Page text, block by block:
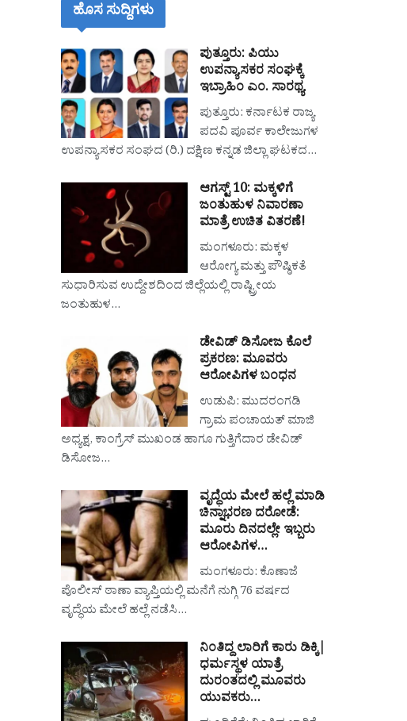
ಹೊಸ ಸುದ್ದಿಗಳು
ಪುತ್ತೂರು: ಪಿಯು
ಉಪನ್ಯಾಸಕರ ಸಂಘಕ್ಕೆ
ಇಬ್ರಾಹಿಂ ಎಂ. ಸಾರಥ್ಯ
ಪುತ್ತೂರು: ಕರ್ನಾಟಕ ರಾಜ್ಯ
ಪದವಿ ಪೂರ್ವ ಕಾಲೇಜುಗಳ
ಉಪನ್ಯಾಸಕರ ಸಂಘದ (ರಿ.) ದಕ್ಷಿಣ ಕನ್ನಡ ಜಿಲ್ಲಾ ಘಟಕದ…
ಆಗಸ್ಟ್ 10: ಮಕ್ಕಳಿಗೆ
ಜಂತುಹುಳ ನಿವಾರಣಾ
ಮಾತ್ರೆ ಉಚಿತ ವಿತರಣೆ!
ಮಂಗಳೂರು: ಮಕ್ಕಳ
ಆರೋಗ್ಯ ಮತ್ತು ಪೌಷ್ಠಿಕತೆ
ಸುಧಾರಿಸುವ ಉದ್ದೇಶದಿಂದ ಜಿಲ್ಲೆಯಲ್ಲಿ ರಾಷ್ಟ್ರೀಯ
ಜಂತುಹುಳ…
ಡೇವಿಡ್ ಡಿಸೋಜ ಕೊಲೆ
ಪ್ರಕರಣ: ಮೂವರು
ಆರೋಪಿಗಳ ಬಂಧನ
ಉಡುಪಿ: ಮುದರಂಗಡಿ
ಗ್ರಾಮ ಪಂಚಾಯತ್ ಮಾಜಿ
ಅಧ್ಯಕ್ಷ, ಕಾಂಗ್ರೆಸ್ ಮುಖಂಡ ಹಾಗೂ ಗುತ್ತಿಗೆದಾರ ಡೇವಿಡ್
ಡಿಸೋಜ…
ವೃದ್ಧೆಯ ಮೇಲೆ ಹಲ್ಲೆ ಮಾಡಿ
ಚಿನ್ನಾಭರಣ ದರೋಡೆ:
ಮೂರು ದಿನದಲ್ಲೇ ಇಬ್ಬರು
ಆರೋಪಿಗಳ…
ಮಂಗಳೂರು: ಕೊಣಾಜೆ
ಪೊಲೀಸ್ ಠಾಣಾ ವ್ಯಾಪ್ತಿಯಲ್ಲಿ ಮನೆಗೆ ನುಗ್ಗಿ 76 ವರ್ಷದ
ವೃದ್ಧೆಯ ಮೇಲೆ ಹಲ್ಲೆ ನಡೆಸಿ…
ನಿಂತಿದ್ದ ಲಾರಿಗೆ ಕಾರು ಡಿಕ್ಕಿ|
ಧರ್ಮಸ್ಥಳ ಯಾತ್ರೆ
ದುರಂತದಲ್ಲಿ ಮೂವರು
ಯುವಕರು…